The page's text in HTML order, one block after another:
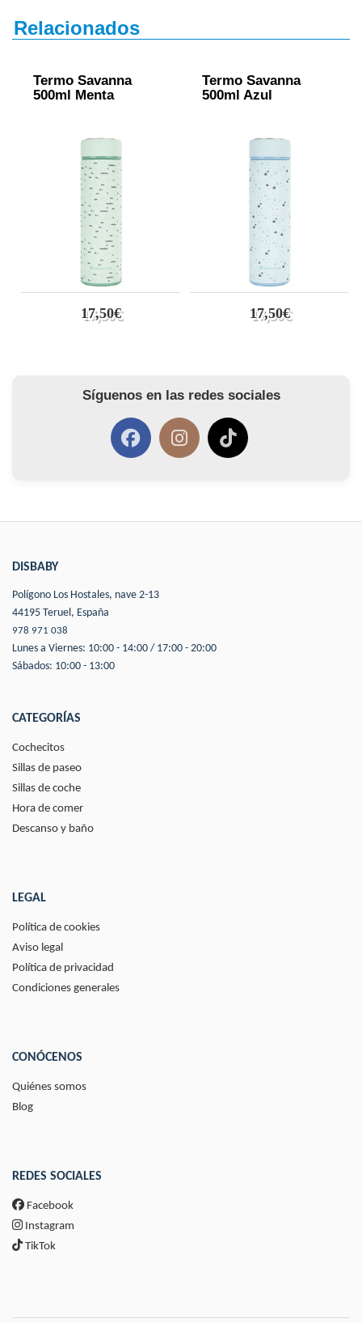
Relacionados
Termo Savanna
500ml Menta
17,50€
Termo Savanna
500ml Azul
17,50€
Síguenos en las redes sociales
DISBABY
Polígono Los Hostales, nave 2-13
44195 Teruel, España
978 971 038
Lunes a Viernes: 10:00 - 14:00 / 17:00 - 20:00
Sábados: 10:00 - 13:00
CATEGORÍAS
Cochecitos
Sillas de paseo
Sillas de coche
Hora de comer
Descanso y baño
LEGAL
Política de cookies
Aviso legal
Política de privacidad
Condiciones generales
CONÓCENOS
Quiénes somos
Blog
REDES SOCIALES
Facebook
Instagram
TikTok